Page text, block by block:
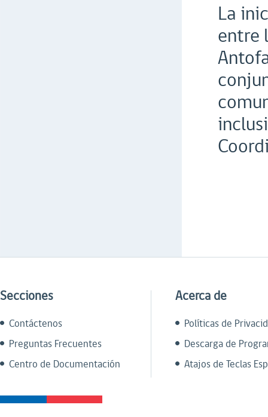
La
entre
Secciones
Contáctenos
Preguntas Frecuentes
Centro de Documentación
Acerca de
Políticas de
Descarga de
Atajos de Teclas